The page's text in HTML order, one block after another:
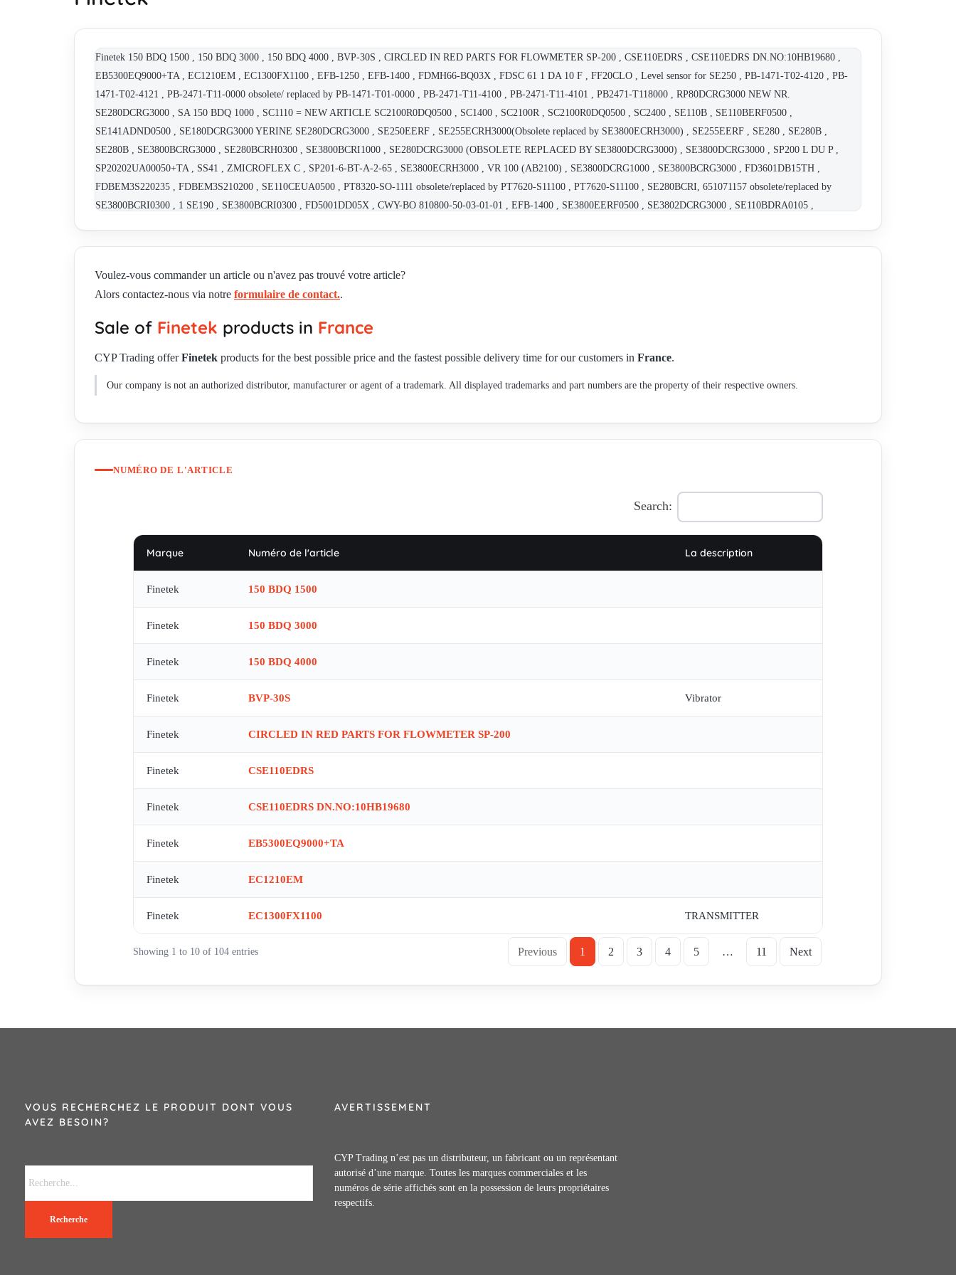
Finetek 150 BDQ 1500 , 150 BDQ 3000 , 150 BDQ 4000 , BVP-30S , CIRCLED IN RED PARTS FOR FLOWMETER SP-200 , CSE110EDRS , CSE110EDRS DN.NO:10HB19680 ,
EB5300EQ9000+TA , EC1210EM , EC1300FX1100 , EFB-1250 , EFB-1400 , FDMH66-BQ03X , FDSC 61 1 DA 10 F , FF20CLO , Level sensor for SE250 , PB-1471-T02-4120 , PB-
1471-T02-4121 , PB-2471-T11-0000 obsolete/ replaced by PB-1471-T01-0000 , PB-2471-T11-4100 , PB-2471-T11-4101 , PB2471-T118000 , RP80DCRG3000 NEW NR.
SE280DCRG3000 , SA 150 BDQ 1000 , SC1110 = NEW ARTICLE SC2100R0DQ0500 , SC1400 , SC2100R , SC2100R0DQ0500 , SC2400 , SE110B , SE110BERF0500 ,
SE141ADND0500 , SE180DCRG3000 YERINE SE280DCRG3000 , SE250EERF , SE255ECRH3000(Obsolete replaced by SE3800ECRH3000) , SE255EERF , SE280 , SE280B ,
SE280B , SE3800BCRG3000 , SE280BCRH0300 , SE3800BCRI1000 , SE280DCRG3000 (OBSOLETE REPLACED BY SE3800DCRG3000) , SE3800DCRG3000 , SP200 L DU P ,
SP20202UA00050+TA , SS41 , ZMICROFLEX C , SP201-6-BT-A-2-65 , SE3800ECRH3000 , VR 100 (AB2100) , SE3800DCRG1000 , SE3800BCRG3000 , FD3601DB15TH ,
FDBEM3S220235 , FDBEM3S210200 , SE110CEUA0500 , PT8320-SO-1111 obsolete/replaced by PT7620-S11100 , PT7620-S11100 , SE280BCRI, 651071157 obsolete/replaced by
SE3800BCRI0300 , 1 SE190 , SE3800BCRI0300 , FD5001DD05X , CWY-BO 810800-50-03-01-01 , EFB-1400 , SE3800EERF0500 , SE3802DCRG3000 , SE110BDRA0105 ,
SC350C01EU0000XX , PB-1471-T01-0000 , SE280BCRG , FCH11QD , SE3810ECRH3000 , SE190BERA , SP200-6-BR-P-5 , SE250E CRH3000 replacement by SE3800ECRH3000 ,
PT-8320-SO-1411 Obsolete , SE3800ACRG3000 , FF20CLO , FD3501DE
Voulez-vous commander un article ou n'avez pas trouvé votre article?
Alors contactez-nous via notre formulaire de contact..
Sale of Finetek products in France
CYP Trading offerFinetek products for the best possible price and the fastest possible delivery time for our customers in France.
Our company is not an authorized distributor, manufacturer or agent of a trademark. All displayed trademarks and part numbers are the property of their respective owners.
NUMÉRO DE L'ARTICLE
Search:
Marque Numéro de l'article La description
Finetek 150 BDQ 1500
Finetek 150 BDQ 3000
Finetek 150 BDQ 4000
Finetek BVP-30S Vibrator
Finetek CIRCLED IN RED PARTS FOR FLOWMETER SP-200
Finetek CSE110EDRS
Finetek CSE110EDRS DN.NO:10HB19680
Finetek EB5300EQ9000+TA
Finetek EC1210EM
Finetek EC1300FX1100 TRANSMITTER
Showing 1 to 10 of 104 entries Previous 1 2 3 4 5 … 11 Next
VOUS RECHERCHEZ LE PRODUIT DONT VOUS
AVEZ BESOIN?
Recherche
AVERTISSEMENT
CYP Trading n’est pas un distributeur, un fabricant ou un représentant
autorisé d’une marque. Toutes les marques commerciales et les
numéros de série affichés sont en la possession de leurs propriétaires
respectifs.